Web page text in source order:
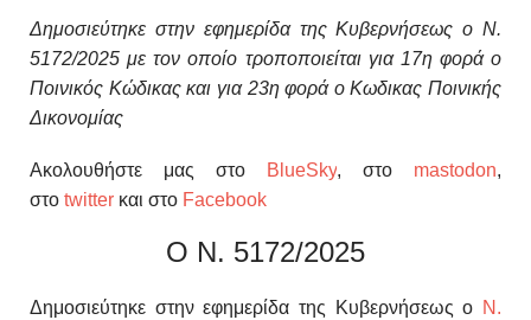
Δημοσιεύτηκε στην εφημερίδα της Κυβερνήσεως ο Ν.
5172/2025 με τον οποίο τροποποιείται για 17η φορά ο
Ποινικός Κώδικας και για 23η φορά ο Κωδικας Ποινικής
Δικονομίας
Ακολουθήστε μας στο BlueSky, στο mastodon,
στο twitter και στο Facebook
Ο Ν. 5172/2025
Δημοσιεύτηκε στην εφημερίδα της Κυβερνήσεως ο Ν.